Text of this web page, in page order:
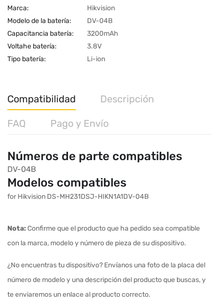
Marca:
Hikvision
Modelo de la batería:
DV-04B
Capacitancia batería:
3200mAh
Voltahe batería:
3.8V
Tipo batería:
Li-ion
Compatibilidad Descripción
FAQ Pago y Envío
Números de parte compatibles
DV-04B
Modelos compatibles
for Hikvision DS-MH231DSJ-HIKN1A1DV-04B
Nota:Confirme que el producto que ha pedido sea compatible
con la marca, modelo y número de pieza de su dispositivo.
¿No encuentras tu dispositivo? Envíanos una foto de la placa del
número de modelo y una descripción del producto que buscas, y
te enviaremos un enlace al producto correcto.